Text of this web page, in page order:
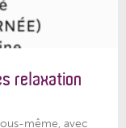
relaxation
même, avec